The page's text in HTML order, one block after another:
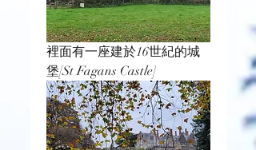
裡面有一座建於16世紀的城
堡[St Fagans Castle]